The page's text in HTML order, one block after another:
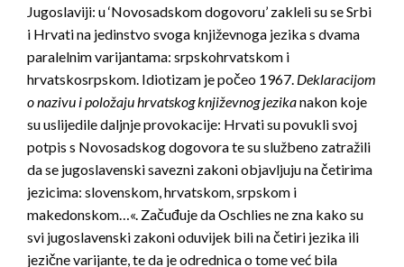
Jugoslaviji: u ‘Novosadskom dogovoru’ zakleli su se Srbi
i Hrvati na jedinstvo svoga književnoga jezika s dvama
paralelnim varijantama: srpskohrvatskom i
hrvatskosrpskom. Idiotizam je počeo 1967. Deklaracijom
o nazivu i položaju hrvatskog književnog jezikanakon koje
su uslijedile daljnje provokacije: Hrvati su povukli svoj
potpis s Novosadskog dogovora te su službeno zatražili
da se jugoslavenski savezni zakoni objavljuju na četirima
jezicima: slovenskom, hrvatskom, srpskom i
makedonskom…«. Začuđuje da Oschlies ne zna kako su
svi jugoslavenski zakoni oduvijek bili na četiri jezika ili
jezične varijante, te da je odrednica o tome već bila